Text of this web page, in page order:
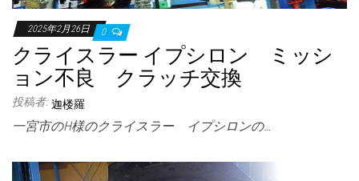
2025年2月26日 0
クライスラー イプシロン ミッシ
ョン不良 クラッチ交換
投稿者: 迦楼羅
一宮市のH様のクライスラー イプシロンの…